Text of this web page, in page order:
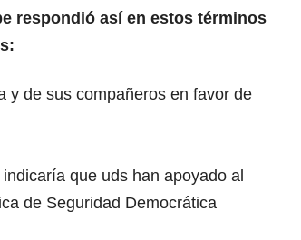
respondió así en estos términos
y de sus compañeros en favor de
que uds han apoyado al
de Seguridad Democrática